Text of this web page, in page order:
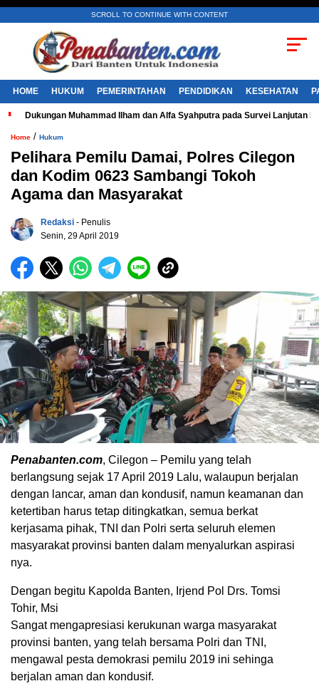
SCROLL TO CONTINUE WITH CONTENT
HOME HUKUM PEMERINTAHAN PENDIDIKAN KESEHATAN
Dukungan Muhammad Ilham dan Alfa Syahputra pada Survei Lanjutan
Home / Hukum
Pelihara Pemilu Damai, Polres Cilegon
dan Kodim 0623 Sambangi Tokoh
Agama dan Masyarakat
Redaksi - Penulis
Senin, 29 April 2019
Penabanten.com, Cilegon – Pemilu yang telah
berlangsung sejak 17 April 2019 Lalu, walaupun berjalan
dengan lancar, aman dan kondusif, namun keamanan dan
ketertiban harus tetap ditingkatkan, semua berkat
kerjasama pihak, TNI dan Polri serta seluruh elemen
masyarakat provinsi banten dalam menyalurkan aspirasi
nya.
Dengan begitu Kapolda Banten, Irjend Pol Drs. Tomsi
Tohir, Msi
Sangat mengapresiasi kerukunan warga masyarakat
provinsi banten, yang telah bersama Polri dan TNI,
mengawal pesta demokrasi pemilu 2019 ini sehinga
berjalan aman dan kondusif.